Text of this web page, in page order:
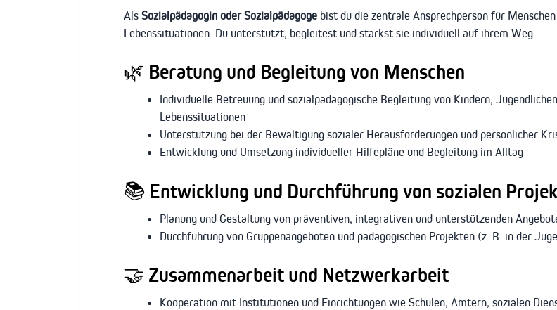
Als Sozialpädagogin oder Sozialpädagoge bist du die zentrale Ansprechperson für
Lebenssituationen. Du unterstützt, begleitest und stärkst sie individuell auf ihrem Weg.
🌿 Beratung und Begleitung von Menschen
Individuelle Betreuung und sozialpädagogische Begleitung von Kindern,
Lebenssituationen
Unterstützung bei der Bewältigung sozialer Herausforderungen und persönlicher
Entwicklung und Umsetzung individueller Hilfepläne und Begleitung im Alltag
📚 Entwicklung und Durchführung von sozialen
Planung und Gestaltung von präventiven, integrativen und unterstützenden
Durchführung von Gruppenangeboten und pädagogischen Projekten (z. B. in der
🤝 Zusammenarbeit und Netzwerkarbeit
Kooperation mit Institutionen und Einrichtungen wie Schulen, Ämtern, sozialen